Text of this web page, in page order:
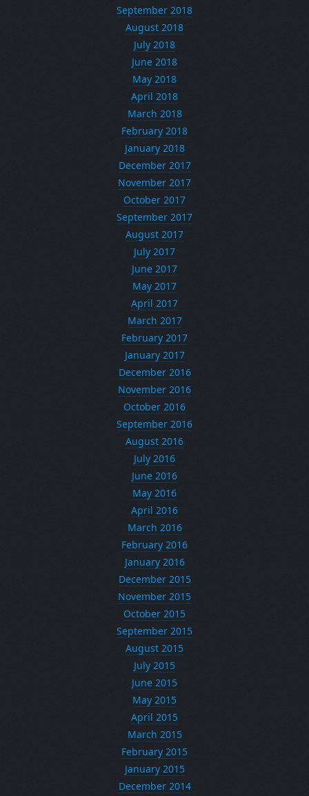
September 2018
August 2018
July 2018
June 2018
May 2018
April 2018
March 2018
February 2018
January 2018
December 2017
November 2017
October 2017
September 2017
August 2017
July 2017
June 2017
May 2017
April 2017
March 2017
February 2017
January 2017
December 2016
November 2016
October 2016
September 2016
August 2016
July 2016
June 2016
May 2016
April 2016
March 2016
February 2016
January 2016
December 2015
November 2015
October 2015
September 2015
August 2015
July 2015
June 2015
May 2015
April 2015
March 2015
February 2015
January 2015
December 2014